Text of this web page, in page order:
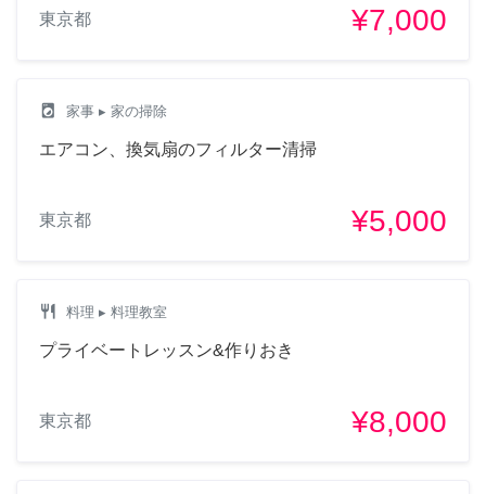
東京都 ¥7,000
local_laundry_service 家事 ▸ 家の掃除
エアコン、換気扇のフィルター清掃
東京都 ¥5,000
restaurant 料理 ▸ 料理教室
プライベートレッスン&作りおき
東京都 ¥8,000